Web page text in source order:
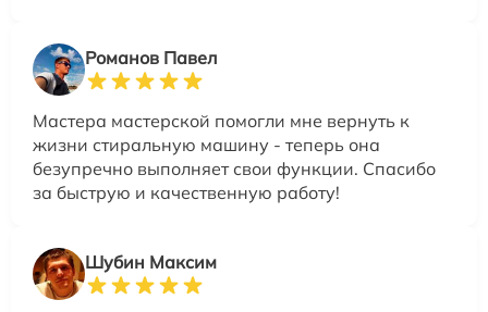
Романов Павел
Мастера мастерской помогли мне вернуть к
жизни стиральную машину - теперь она
безупречно выполняет свои функции. Спасибо
за быструю и качественную работу!
Шубин Максим